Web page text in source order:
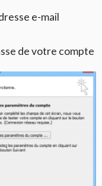
e-mail
de votre compte